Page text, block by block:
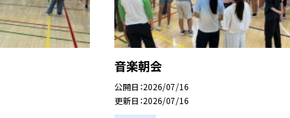
音楽朝会
公開日 2026/07/16
更新日 2026/07/16